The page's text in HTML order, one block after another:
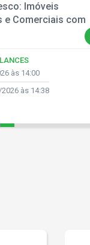
Imóveis
e Comerciais com
Vista!
às 14:00
às 14:38